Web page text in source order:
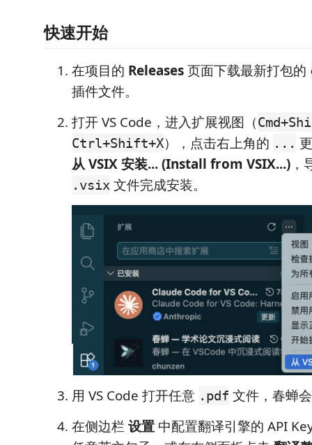
快速开始
在项目的 Releases页面下载最新打包的
插件文件。
打开 VS Code，进入扩展视图（
Ctrl+Shift+X），点击右上角的 ...
从 VSIX 安装... (Install from VSIX...) ，
.vsix 文件完成安装。
用 VS Code 打开任意 .pdf 文件，春蝉
在侧边栏 设置 中配置翻译引擎的 API